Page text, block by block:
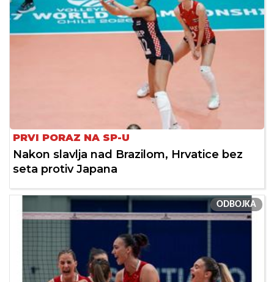
PRVI PORAZ NA SP-U
Nakon slavlja nad Brazilom, Hrvatice bez
seta protiv Japana
ODBOJKA